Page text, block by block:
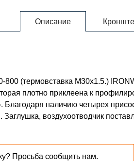
Описание
800 (термовставка М30х1.5.)
плотно приклеена к
Благодаря наличию четырех
воздухоотводчик
Просьба сообщить нам.